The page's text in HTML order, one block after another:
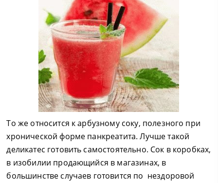
То же относится к арбузному соку, полезного при
хронической форме панкреатита. Лучше такой
деликатес готовить самостоятельно. Сок в коробках,
в изобилии продающийся в магазинах, в
большинстве случаев готовится по нездоровой